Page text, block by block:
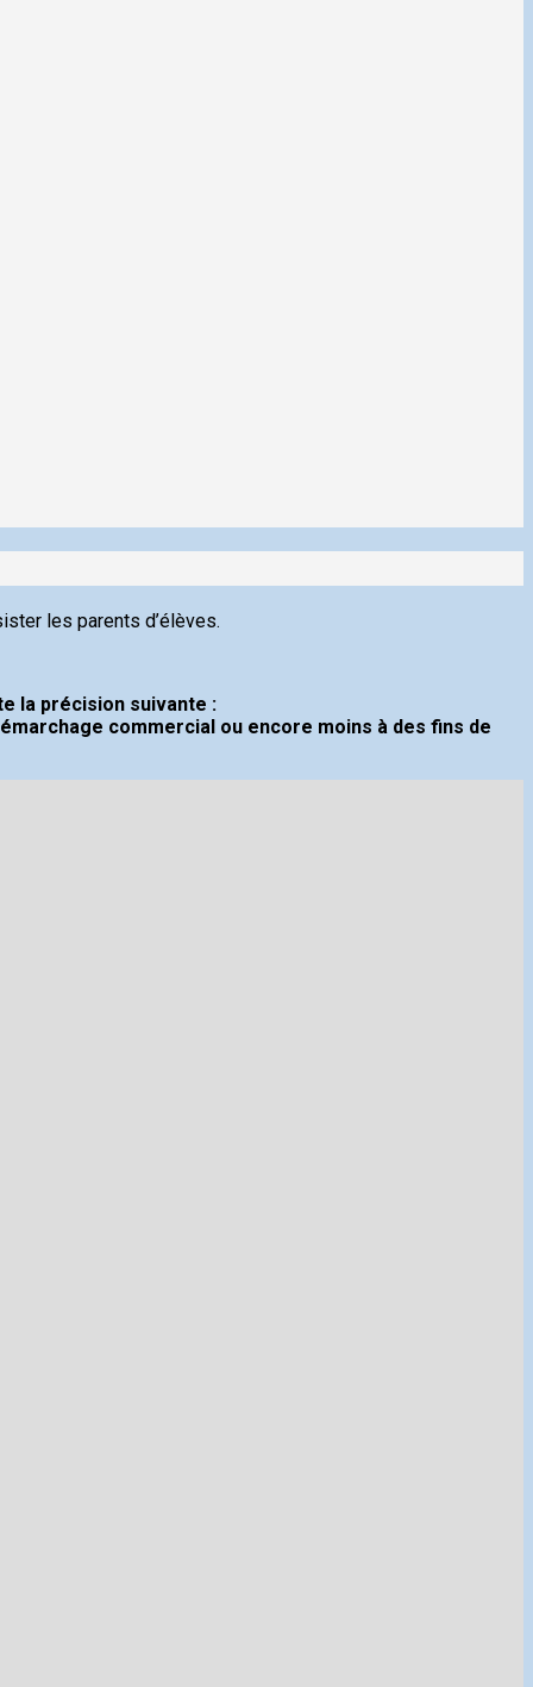
les parents d’élèves.
la précision suivante :
commercial ou encore moins à des fins de